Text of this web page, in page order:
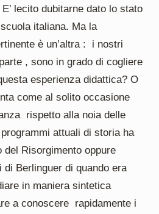
lecito dubitarne dato lo stato
italiana. Ma la
è un’altra : i nostri
, sono in grado di cogliere
esperienza didattica? O
come al solito occasione
rispetto alla noia delle
attuali di storia ha
Risorgimento oppure
Berlinguer di quando era
in maniera sintetica
a conoscere rapidamente i